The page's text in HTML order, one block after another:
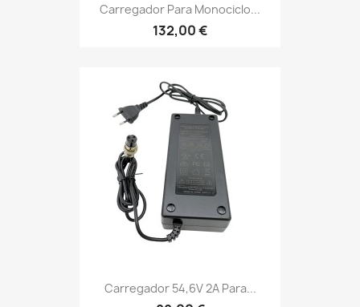
Carregador Para Monociclo...
132,00 €
Carregador 54,6V 2A Para...